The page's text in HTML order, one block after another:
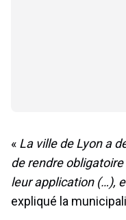
« La ville de Lyon a
de rendre
leur application (…),
expliqué la